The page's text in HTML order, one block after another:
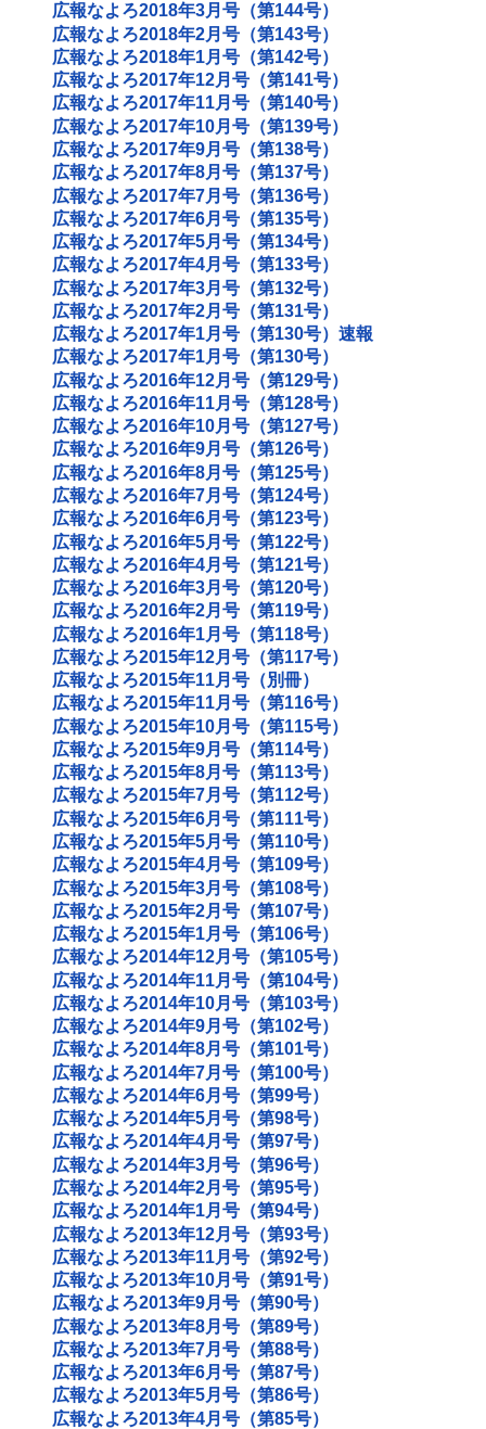
広報なよろ2018年3月号（第144号）
広報なよろ2018年2月号（第143号）
広報なよろ2018年1月号（第142号）
広報なよろ2017年12月号（第141号）
広報なよろ2017年11月号（第140号）
広報なよろ2017年10月号（第139号）
広報なよろ2017年9月号（第138号）
広報なよろ2017年8月号（第137号）
広報なよろ2017年7月号（第136号）
広報なよろ2017年6月号（第135号）
広報なよろ2017年5月号（第134号）
広報なよろ2017年4月号（第133号）
広報なよろ2017年3月号（第132号）
広報なよろ2017年2月号（第131号）
広報なよろ2017年1月号（第130号）速報
広報なよろ2017年1月号（第130号）
広報なよろ2016年12月号（第129号）
広報なよろ2016年11月号（第128号）
広報なよろ2016年10月号（第127号）
広報なよろ2016年9月号（第126号）
広報なよろ2016年8月号（第125号）
広報なよろ2016年7月号（第124号）
広報なよろ2016年6月号（第123号）
広報なよろ2016年5月号（第122号）
広報なよろ2016年4月号（第121号）
広報なよろ2016年3月号（第120号）
広報なよろ2016年2月号（第119号）
広報なよろ2016年1月号（第118号）
広報なよろ2015年12月号（第117号）
広報なよろ2015年11月号（別冊）
広報なよろ2015年11月号（第116号）
広報なよろ2015年10月号（第115号）
広報なよろ2015年9月号（第114号）
広報なよろ2015年8月号（第113号）
広報なよろ2015年7月号（第112号）
広報なよろ2015年6月号（第111号）
広報なよろ2015年5月号（第110号）
広報なよろ2015年4月号（第109号）
広報なよろ2015年3月号（第108号）
広報なよろ2015年2月号（第107号）
広報なよろ2015年1月号（第106号）
広報なよろ2014年12月号（第105号）
広報なよろ2014年11月号（第104号）
広報なよろ2014年10月号（第103号）
広報なよろ2014年9月号（第102号）
広報なよろ2014年8月号（第101号）
広報なよろ2014年7月号（第100号）
広報なよろ2014年6月号（第99号）
広報なよろ2014年5月号（第98号）
広報なよろ2014年4月号（第97号）
広報なよろ2014年3月号（第96号）
広報なよろ2014年2月号（第95号）
広報なよろ2014年1月号（第94号）
広報なよろ2013年12月号（第93号）
広報なよろ2013年11月号（第92号）
広報なよろ2013年10月号（第91号）
広報なよろ2013年9月号（第90号）
広報なよろ2013年8月号（第89号）
広報なよろ2013年7月号（第88号）
広報なよろ2013年6月号（第87号）
広報なよろ2013年5月号（第86号）
広報なよろ2013年4月号（第85号）